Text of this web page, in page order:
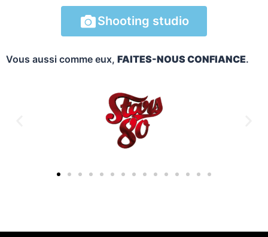
Shooting studio
Vous aussi comme eux, FAITES-NOUS CONFIANCE.